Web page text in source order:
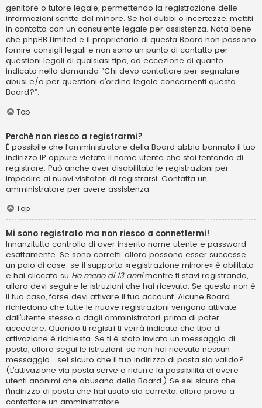
genitore o tutore legale, permettendo la registrazione delle
informazioni scritte dal minore. Se hai dubbi o incertezze, mettiti
in contatto con un consulente legale per assistenza. Nota bene
che phpBB Limited e il proprietario di questa Board non possono
fornire consigli legali e non sono un punto di contatto per
questioni legali di qualsiasi tipo, ad eccezione di quanto
indicato nella domanda “Chi devo contattare per segnalare
abusi e/o per questioni d’ordine legale concernenti questa
Board?”.
Top
Perché non riesco a registrarmi?
È possibile che l’amministratore della Board abbia bannato il tuo
indirizzo IP oppure vietato il nome utente che stai tentando di
registrare. Può anche aver disabilitato le registrazioni per
impedire ai nuovi visitatori di registrarsi. Contatta un
amministratore per avere assistenza.
Top
Mi sono registrato ma non riesco a connettermi!
Innanzitutto controlla di aver inserito nome utente e password
esattamente. Se sono corretti, allora possono esser successe
un paio di cose: se il supporto «registrazione minore» è abilitato
e hai cliccato su Ho meno di 13 annimentre ti stavi registrando,
allora devi seguire le istruzioni che hai ricevuto. Se questo non è
il tuo caso, forse devi attivare il tuo account. Alcune Board
richiedono che tutte le nuove registrazioni vengano attivate
dall’utente stesso o dagli amministratori, prima di poter
accedere. Quando ti registri ti verrà indicato che tipo di
attivazione è richiesta. Se ti è stato inviato un messaggio di
posta, allora segui le istruzioni; se non hai ricevuto nessun
messaggio... sei sicuro che il tuo indirizzo di posta sia valido?
(L’attivazione via posta serve a ridurre la possibilità di avere
utenti anonimi che abusano della Board.) Se sei sicuro che
l’indirizzo di posta che hai usato sia corretto, allora prova a
contattare un amministratore.